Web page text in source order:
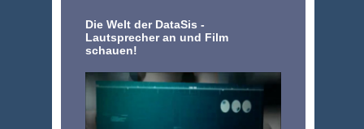
Die Welt der DataSis -
Lautsprecher an und Film
schauen!